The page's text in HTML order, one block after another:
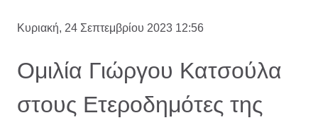
Κυριακή, 24 Σεπτεμβρίου 2023 12:56
Ομιλία Γιώργου Κατσούλα
στους Ετεροδημότες της